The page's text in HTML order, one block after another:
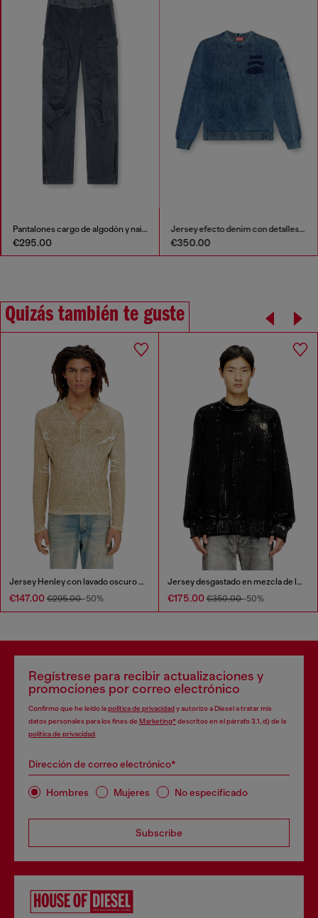
Pantalones cargo de algodón y nailon Jersey efecto denim con detalles de patch
Quizás también te guste
Jersey Henley con lavado oscuro y estampado invertido desvanecido
€147.00 €295.00-50%
Jersey desgastado en mezcla de lana
€175.00 €350.00-50%
Regístrese para recibir actualizaciones y
promociones por correo electrónico
Confirmo que he leído lapolítica de privacidady autorizo a Diesel a tratar mis
datos personales para los fines de Marketing*descritos en el párrafo 3.1, d) de la
política de privacidad
Dirección de correo electrónico*
Hombres Mujeres No especificado
Subscribe